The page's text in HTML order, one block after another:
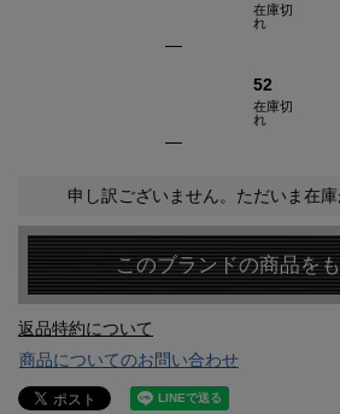
在庫切
れ
—
52
在庫切
れ
—
申し訳ございません。ただいま在庫
このブランドの商品を
返品特約について
商品についてのお問い合わせ